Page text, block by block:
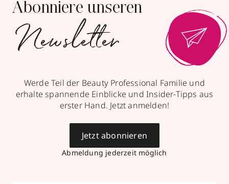
Abonniere unseren
Newsletter
Werde Teil der Beauty Professional Familie und
erhalte spannende Einblicke und Insider-Tipps aus
erster Hand. Jetzt anmelden!
Abmeldung jederzeit möglich
Jetzt abonnieren